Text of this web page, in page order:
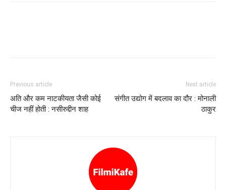
Previous article
अति और कम नाटकीयता जैसी कोई
चीज नहीं होती : नसीरुद्दीन शाह
Next article
संगीत उद्योग में बदलाव का दौर : मोनाली
ठाकुर